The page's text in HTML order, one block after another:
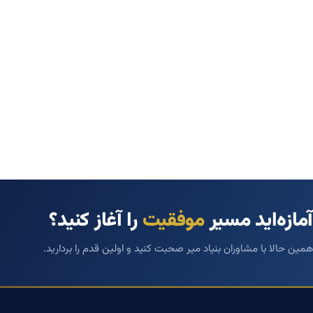
آمازه‌اید مسیرموفقیترا آغاز کنید؟
همین حالا با مشاوران بنیاد میر صحبت کنید و اولین قدم را بردارید.